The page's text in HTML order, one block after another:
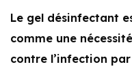
Le gel désinfectant
comme une
contre l’infection